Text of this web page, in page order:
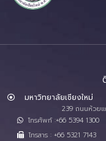
มหาวิทยาลัยเชียงใหม่
239 ถนนห้วยแ
โทรศัพท์ :+66 5394 1300
โทรสาร : +66 5321 7143